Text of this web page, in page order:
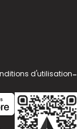
d'utilisation-